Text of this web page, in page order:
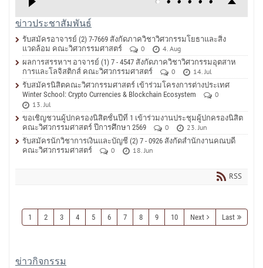
ข่าวประชาสัมพันธ์
รับสมัครอาจารย์ (2) 7-7669 สังกัดภาควิชาวิศวกรรมโยธาและสิ่ง
แวดล้อม คณะวิศวกรรมศาสตร์
0
4. Aug
ผลการสรรหาฯ อาจารย์ (1) 7 - 4547 สังกัดภาควิชาวิศวกรรมอุตสาห
การและโลจิสติกส์ คณะวิศวกรรมศาสตร์
0
14. Jul
รับสมัครนิสิตคณะวิศวกรรมศาสตร์ เข้าร่วมโครงการต่างประเทศ
Winter School: Crypto Currencies & Blockchain Ecosystem
0
13. Jul
ขอเชิญชวนผู้ปกครองนิสิตชั้นปีที่ 1 เข้าร่วมงานประชุมผู้ปกครองนิสิต
คณะวิศวกรรมศาสตร์ ปีการศึกษา 2569
0
23. Jun
รับสมัครนักวิชาการเงินและบัญชี (2) 7 - 0926 สังกัดสำนักงานคณบดี
คณะวิศวกรรมศาสตร์
0 18. Jun
RSS
1 2 3 4 5 6 7 8 9 10 Next Last
ข่าวกิจกรรม